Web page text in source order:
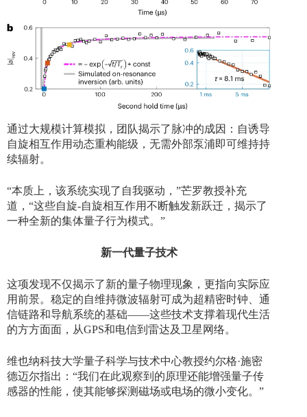
通过大规模计算模拟，团队揭示了脉冲的成因：自诱导
自旋相互作用动态重构能级，无需外部泵浦即可维持持
续辐射。
“本质上，该系统实现了自我驱动，”芒罗教授补充
道，“这些自旋-自旋相互作用不断触发新跃迁，揭示了
一种全新的集体量子行为模式。”
新一代量子技术
这项发现不仅揭示了新的量子物理现象，更指向实际应
用前景。稳定的自维持微波辐射可成为超精密时钟、通
信链路和导航系统的基础——这些技术支撑着现代生活
的方方面面，从GPS和电信到雷达及卫星网络。
维也纳科技大学量子科学与技术中心教授约尔格·施密
德迈尔指出：“我们在此观察到的原理还能增强量子传
感器的性能，使其能够探测磁场或电场的微小变化。”